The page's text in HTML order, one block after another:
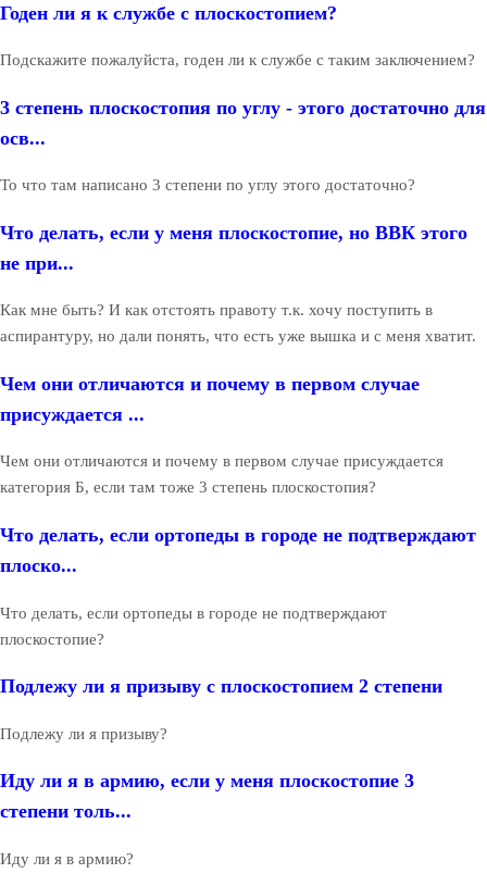
Годен ли я к службе с плоскостопием?
Подскажите пожалуйста, годен ли к службе с таким заключением?
3 степень плоскостопия по углу - этого достаточно для
осв...
То что там написано 3 степени по углу этого достаточно?
Что делать, если у меня плоскостопие, но ВВК этого
не при...
Как мне быть? И как отстоять правоту т.к. хочу поступить в
аспирантуру, но дали понять, что есть уже вышка и с меня хватит.
Чем они отличаются и почему в первом случае
присуждается ...
Чем они отличаются и почему в первом случае присуждается
категория Б, если там тоже 3 степень плоскостопия?
Что делать, если ортопеды в городе не подтверждают
плоско...
Что делать, если ортопеды в городе не подтверждают
плоскостопие?
Подлежу ли я призыву с плоскостопием 2 степени
Подлежу ли я призыву?
Иду ли я в армию, если у меня плоскостопие 3
степени толь...
Иду ли я в армию?